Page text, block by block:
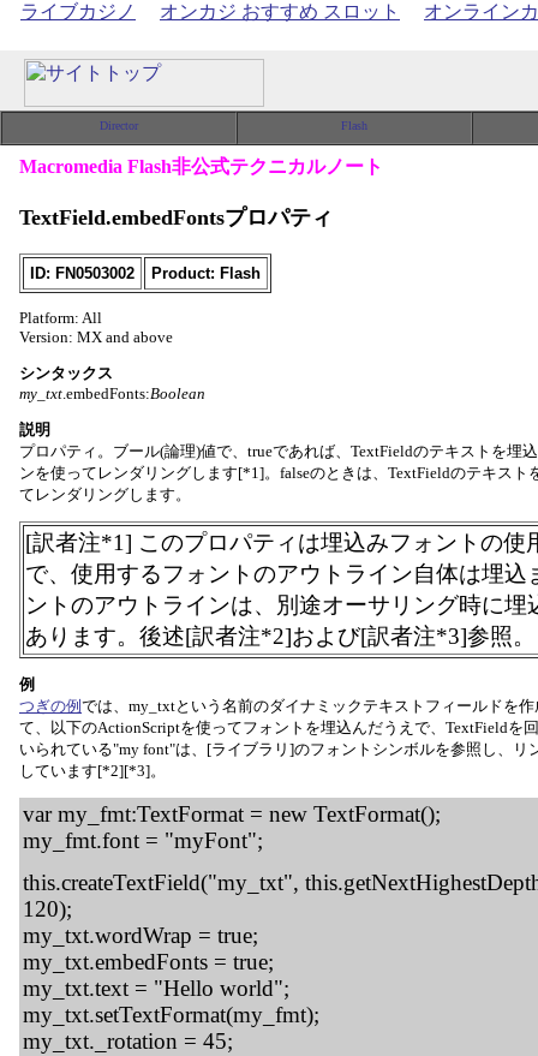
ライブカジノ オンカジ おすすめ スロット オンライン
Macromedia Flash非公式テクニカルノート
TextField.embedFontsプロパティ
ID: FN0503002 Product: Flash
Platform: All
Version: MX and above
シンタックス
my_txt.embedFonts:Boolean
説明
プロパティ。ブール(論理)値で、trueであれば、TextFieldのテキストを埋
ンを使ってレンダリングします[*1]。falseのときは、TextFieldのテキスト
てレンダリングします。
[訳者注*1] このプロパティは埋込みフォントの使
で、使用するフォントのアウトライン自体は埋込
ントのアウトラインは、別途オーサリング時に埋
あります。後述[訳者注*2]および[訳者注*3]参照。
例
つぎの例 では、my_txtという名前のダイナミックテキストフィールドを
て、以下のActionScriptを使ってフォントを埋込んだうえで、TextFieldを
いられている"my font"は、[ライブラリ]のフォントシンボルを参照し、リ
しています[*2][*3]。
var my_fmt:TextFormat = new TextFormat();
my_fmt.font = "myFont";
this.createTextField("my_txt",
120);
my_txt.wordWrap = true;
my_txt.embedFonts = true;
my_txt.text = "Hello world";
my_txt.setTextFormat(my_fmt);
my_txt._rotation = 45;